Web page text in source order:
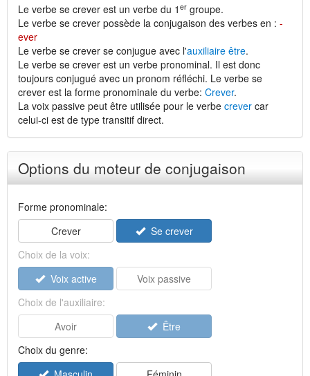
Le verbe se crever est un verbe du 1 er groupe.
Le verbe se crever possède la conjugaison des verbes en : -
ever
Le verbe se crever se conjugue avec l'auxiliaire être.
Le verbe se crever est un verbe pronominal. Il est donc
toujours conjugué avec un pronom réfléchi. Le verbe se
crever est la forme pronominale du verbe: Crever.
La voix passive peut être utilisée pour le verbe crever car
celui-ci est de type transitif direct.
Options du moteur de conjugaison
Forme pronominale:
Crever
Se crever
Choix de la voix:
Voix active
Voix passive
Choix de l'auxiliaire:
Avoir
Être
Choix du genre: